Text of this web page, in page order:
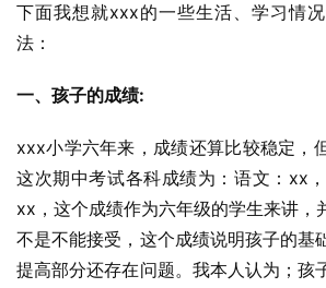
下面我想就xxx的一些生活、学习情
法：
一、孩子的成绩:
xxx小学六年来，成绩还算比较稳定，
这次期中考试各科成绩为：语文：xx
xx，这个成绩作为六年级的学生来讲，
不是不能接受，这个成绩说明孩子的基
提高部分还存在问题。我本人认为；孩